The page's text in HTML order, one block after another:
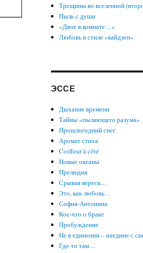
Трещины во вселенной
Пыль с души
«Двое в комнате…»
Любовь в стиле «кайдзен»
ЭССЕ
Дыхание времени
Тайны «пылающего разума»
Прошлогодний снег
Аромат стиха
Coiffeur à côté
Новые океаны
Прелюдия
Срывая вереск…
Это, как любовь…
София-Антонина
Кое-что о браке
Пробуждение
Не в единении – наедине с
Где-то там…